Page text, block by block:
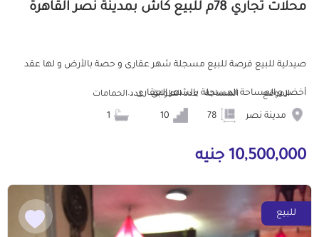
محلات تجاري 78م للبيع كاش بمدينة نصر القاهرة
صيدلية للبيع فرصة للبيع مسجلة شهر عقارى و حصة بالأرض و لها عقد
أخضر و المساحة المسجلة بالشهر العقارى...
الموقع
مدينة نصر
المساحة عدد الطوابق عدد الحمامات
10,500,000 جنيه
للبيع